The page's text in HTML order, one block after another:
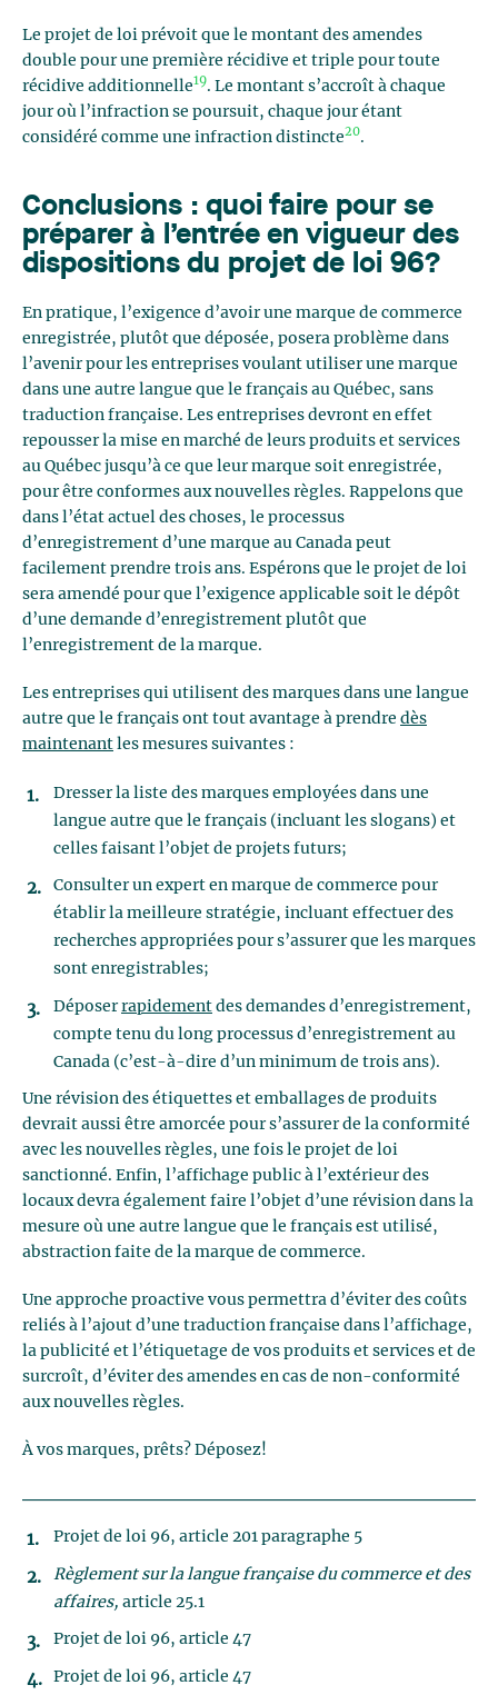
Le projet de loi prévoit que le montant des amendes
double pour une première récidive et triple pour toute
récidive additionnelle19. Le montant s’accroît à chaque
jour où l’infraction se poursuit, chaque jour étant
considéré comme une infraction distincte20.
Conclusions : quoi faire pour se
préparer à l’entrée en vigueur des
dispositions du projet de loi 96?
En pratique, l’exigence d’avoir une marque de commerce
enregistrée, plutôt que déposée, posera problème dans
l’avenir pour les entreprises voulant utiliser une marque
dans une autre langue que le français au Québec, sans
traduction française. Les entreprises devront en effet
repousser la mise en marché de leurs produits et services
au Québec jusqu’à ce que leur marque soit enregistrée,
pour être conformes aux nouvelles règles. Rappelons que
dans l’état actuel des choses, le processus
d’enregistrement d’une marque au Canada peut
facilement prendre trois ans. Espérons que le projet de loi
sera amendé pour que l’exigence applicable soit le dépôt
d’une demande d’enregistrement plutôt que
l’enregistrement de la marque.
Les entreprises qui utilisent des marques dans une langue
autre que le français ont tout avantage à prendre dès
maintenant les mesures suivantes :
Dresser la liste des marques employées dans une
langue autre que le français (incluant les slogans) et
celles faisant l’objet de projets futurs;
Consulter un expert en marque de commerce pour
établir la meilleure stratégie, incluant effectuer des
recherches appropriées pour s’assurer que les marques
sont enregistrables;
Déposerrapidement des demandes d’enregistrement,
compte tenu du long processus d’enregistrement au
Canada (c’est-à-dire d’un minimum de trois ans).
Une révision des étiquettes et emballages de produits
devrait aussi être amorcée pour s’assurer de la conformité
avec les nouvelles règles, une fois le projet de loi
sanctionné. Enfin, l’affichage public à l’extérieur des
locaux devra également faire l’objet d’une révision dans la
mesure où une autre langue que le français est utilisé,
abstraction faite de la marque de commerce.
Une approche proactive vous permettra d’éviter des coûts
reliés à l’ajout d’une traduction française dans l’affichage,
la publicité et l’étiquetage de vos produits et services et de
surcroît, d’éviter des amendes en cas de non-conformité
aux nouvelles règles.
À vos marques, prêts? Déposez!
Projet de loi 96, article 201 paragraphe 5
Règlement sur la langue française du commerce et des
affaires, article 25.1
Projet de loi 96, article 47
Projet de loi 96, article 47